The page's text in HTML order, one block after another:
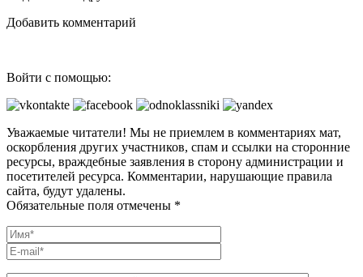
Добавить комментарий
Войти с помощью:
Уважаемые читатели! Мы не приемлем в комментариях мат,
оскорбления других участников, спам и ссылки на сторонние
ресурсы, враждебные заявления в сторону администрации и
посетителей ресурса. Комментарии, нарушающие правила
сайта, будут удалены.
Обязательные поля отмечены *